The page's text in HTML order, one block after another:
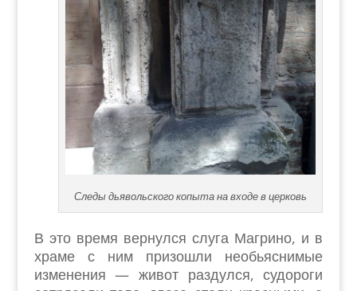
Следы дьявольского копыта на входе в церковь
В это время вернулся слуга Магрино, и в
храме с ним призошли необьяснимые
изменения — живот раздулся, судороги